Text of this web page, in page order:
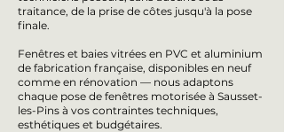
traitance, de la prise de côtes jusqu'à la pose
finale.
Fenêtres et baies vitrées en PVC et aluminium
de fabrication française, disponibles en neuf
comme en rénovation — nous adaptons
chaque pose de fenêtres motorisée à Sausset-
les-Pins à vos contraintes techniques,
esthétiques et budgétaires.